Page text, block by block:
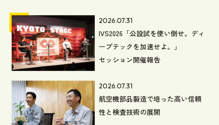
2026.07.31
IVS2026「公設試を使い倒せ。ディ
ープテックを加速せよ。」
セッション開催報告
2026.07.31
航空機部品製造で培った高い信頼
性と検査技術の展開